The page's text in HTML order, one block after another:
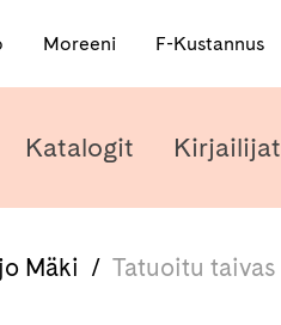
Moreeni F-Kustannus
Katalogit Kirjailijat
Mäki / Tatuoitu taivas